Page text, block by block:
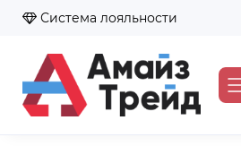
Система лояльности